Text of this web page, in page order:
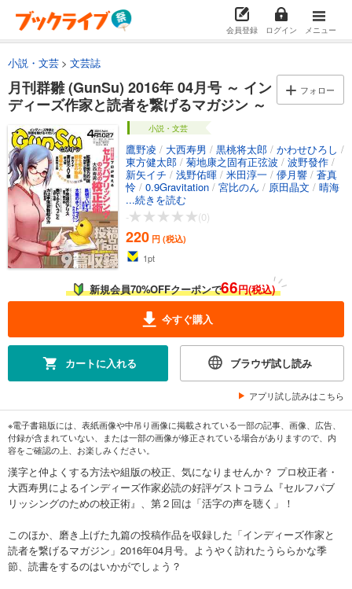
会員登録 ログイン メニュー
小説・文芸 文芸誌
月刊群雛 (GunSu) 2016年 04月号 ～ イン
ディーズ作家と読者を繋げるマガジン ～
フォロー
小説・文芸
鷹野凌 / 大西寿男 / 黒桃将太郎 / かわせひろし /
東方健太郎 / 菊地康之固有正弦波 / 波野發作 /
新矢イチ / 浅野佑暉 / 米田淳一 / 儚月響 / 蒼真
怜 / 0.9Gravitation / 宮比のん / 原田晶文 / 晴海
まどか /竹元かつみ
...続きを読む
-
(0)
220 円 (税込)
1pt
新規会員70%OFFクーポンで66円(税込)
今すぐ購入
カートに入れる ブラウザ試し読み
アプリ試し読みはこちら
※電子書籍版には、表紙画像や中吊り画像に掲載されている一部の記事、画像、広告、
付録が含まれていない、または一部の画像が修正されている場合がありますので、内
容をご確認の上、お楽しみください。
漢字と仲よくする方法や組版の校正、気になりませんか？ プロ校正者・
大西寿男によるインディーズ作家必読の好評ゲストコラム『セルフパブ
リッシングのための校正術』、第２回は「活字の声を聴く」！
このほか、磨き上げた九篇の投稿作品を収録した「インディーズ作家と
読者を繋げるマガジン」2016年04月号。ようやく訪れたうららかな季
節、読書をするのはいかがでしょう？